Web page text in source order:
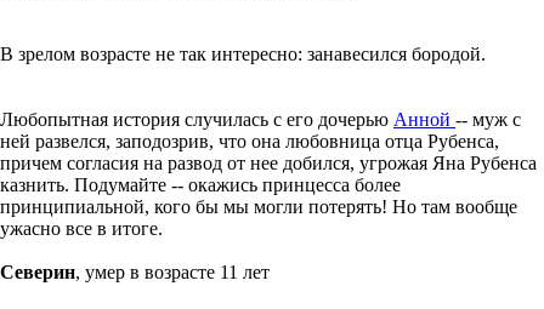
В зрелом возрасте не так интересно: занавесился бородой.
Любопытная история случилась с его дочерью Анной -- муж с
ней развелся, заподозрив, что она любовница отца Рубенса,
причем согласия на развод от нее добился, угрожая Яна Рубенса
казнить. Подумайте -- окажись принцесса более
принципиальной, кого бы мы могли потерять! Но там вообще
ужасно все в итоге.
Северин, умер в возрасте 11 лет